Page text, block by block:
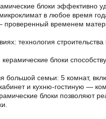
блоки эффективно
в любое время
проверенный временем
технология
блоки
большой семьи: 5 комнат,
и кухню-гостиную —
блоки позволяют